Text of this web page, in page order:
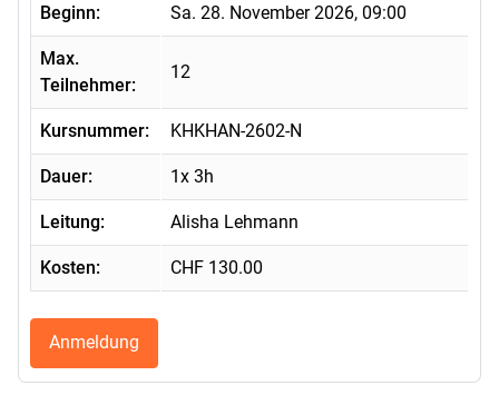
Beginn: Sa. 28. November 2026, 09:00
Max.
Teilnehmer:
12
Kursnummer: KHKHAN-2602-N
Dauer: 1x 3h
Leitung: Alisha Lehmann
Kosten: CHF 130.00
Anmeldung